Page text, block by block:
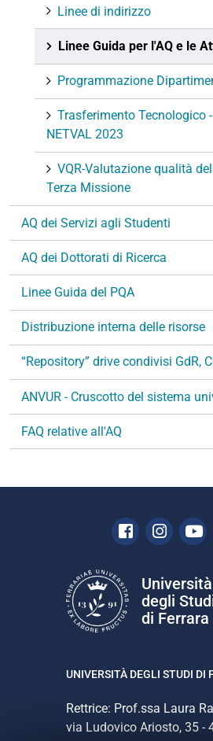
Linee di indirizzo
Linee Guida per l'AQ e le
Programmazione
Trasferimento Tecnologico
NETVAL 2023
VQR-Valutazione qualità
Terza Missione
AQ dei Servizi agli Studenti
AQ dei Dottorati di Ricerca
Linee Guida del PQA
Distribuzione interna delle risorse
“Repository” drive condivisi GdR,
ANVUR - Cruscotto del sistema
FAQ relative all'AQ
Facebook
Università
degli
di Ferrara
UNIVERSITÀ DEGLI STUDI DI
Rettrice: Prof.ssa Laura
via Ludovico Ariosto, 35 -